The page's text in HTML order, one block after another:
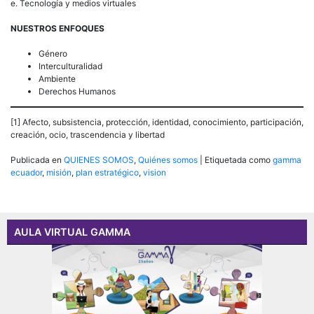
e. Tecnología y medios virtuales
NUESTROS ENFOQUES
Género
Interculturalidad
Ambiente
Derechos Humanos
[1] Afecto, subsistencia, protección, identidad, conocimiento, participación,
creación, ocio, trascendencia y libertad
Publicada en QUIENES SOMOS, Quiénes somos Etiquetada como gamma
ecuador, misión, plan estratégico, vision
AULA VIRTUAL GAMMA